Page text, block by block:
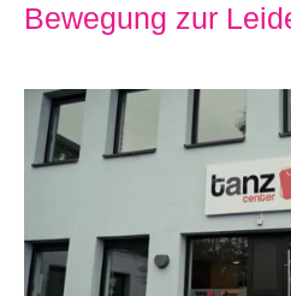
Bewegung zur